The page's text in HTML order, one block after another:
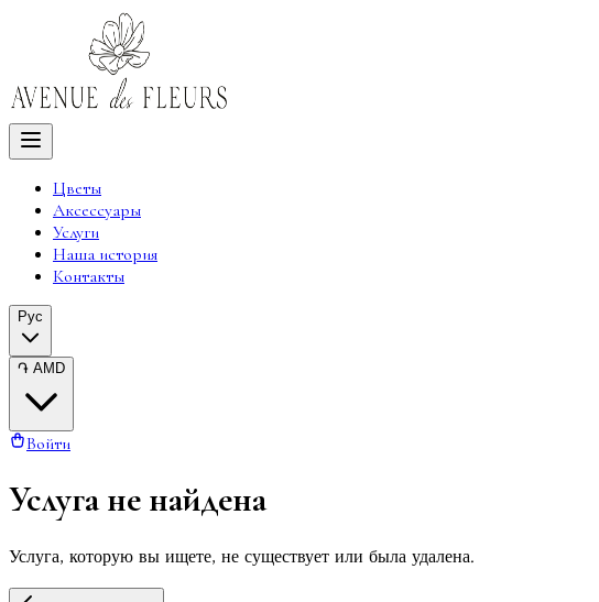
Цветы
Аксессуары
Услуги
Наша история
Контакты
Рус
֏ AMD
Войти
Услуга не найдена
Услуга, которую вы ищете, не существует или была удалена.